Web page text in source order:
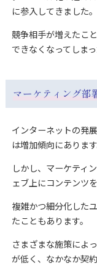
に参入してきました。
競争相手が増えたこ
できなくなってしまっ
マーケティング部
インターネットの発
は増加傾向にあります
しかし、マーケティ
ェブ上にコンテンツ
複雑かつ細分化した
たこともあります。
さまざまな施策によ
が低く、なかなか契